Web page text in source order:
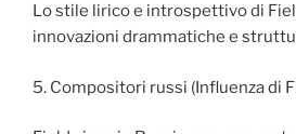
Lo stile lirico e introspettivo di
innovazioni drammatiche e
5. Compositori russi (Influenza di